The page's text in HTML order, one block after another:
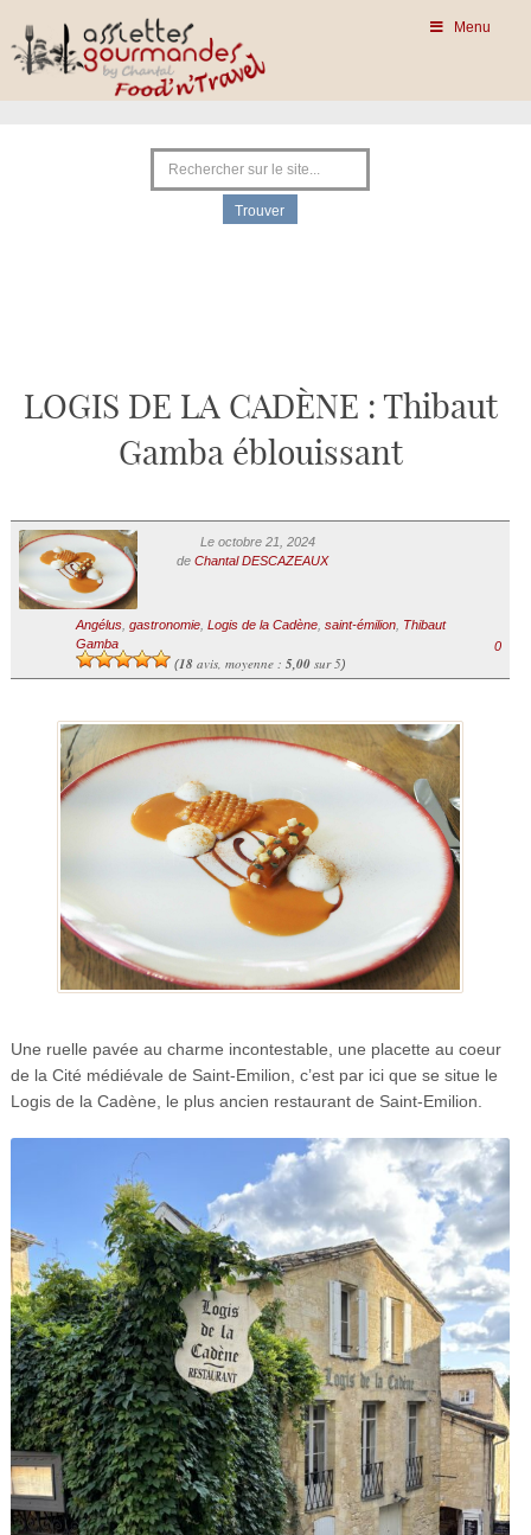
Menu
LOGIS DE LA CADÈNE : Thibaut
Gamba éblouissant
Le octobre 21, 2024
de Chantal DESCAZEAUX
Angélus, gastronomie, Logis de la Cadène, saint-émilion, Thibaut
Gamba
(18 avis, moyenne : 5,00sur 5)
0
Une ruelle pavée au charme incontestable, une placette au coeur
de la Cité médiévale de Saint-Emilion, c’est par ici que se situe le
Logis de la Cadène, le plus ancien restaurant de Saint-Emilion.